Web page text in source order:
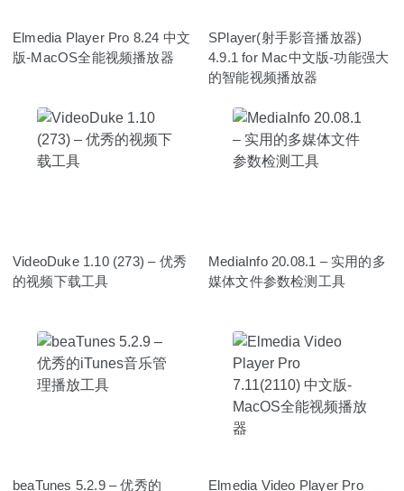
Elmedia Player Pro 8.24 中文
版-MacOS全能视频播放器
SPlayer(射手影音播放器)
4.9.1 for Mac中文版-功能强大
的智能视频播放器
VideoDuke 1.10 (273) – 优秀
的视频下载工具
MediaInfo 20.08.1 – 实用的多
媒体文件参数检测工具
beaTunes 5.2.9 – 优秀的 Elmedia Video Player Pro